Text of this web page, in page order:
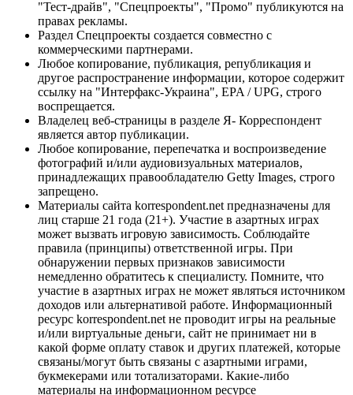
"Тест-драйв", "Спецпроекты", "Промо" публикуются на
правах рекламы.
Раздел Спецпроекты создается совместно с
коммерческими партнерами.
Любое копирование, публикация, републикация и
другое распространение информации, которое содержит
ссылку на "Интерфакс-Украина", EPA / UPG, строго
воспрещается.
Владелец веб-страницы в разделе Я- Корреспондент
является автор публикации.
Любое копирование, перепечатка и воспроизведение
фотографий и/или аудиовизуальных материалов,
принадлежащих правообладателю Getty Images, строго
запрещено.
Материалы сайта korrespondent.net предназначены для
лиц старше 21 года (21+). Участие в азартных играх
может вызвать игровую зависимость. Соблюдайте
правила (принципы) ответственной игры. При
обнаружении первых признаков зависимости
немедленно обратитесь к специалисту. Помните, что
участие в азартных играх не может являться источником
доходов или альтернативой работе. Информационный
ресурс korrespondent.net не проводит игры на реальные
и/или виртуальные деньги, сайт не принимает ни в
какой форме оплату ставок и других платежей, которые
связаны/могут быть связаны с азартными играми,
букмекерами или тотализаторами. Какие-либо
материалы на информационном ресурсе